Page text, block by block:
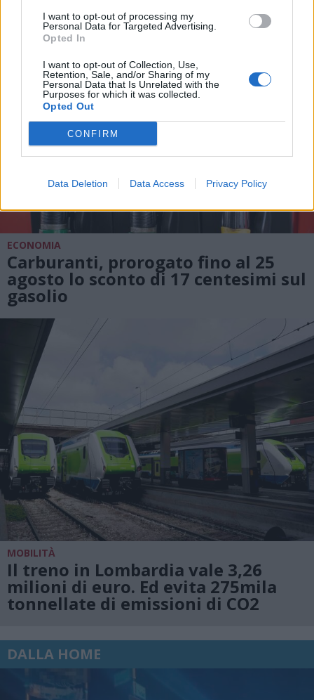
I want to opt-out of processing my
Personal Data for Targeted Advertising.
Opted In
I want to opt-out of Collection, Use,
Retention, Sale, and/or Sharing of my
Personal Data that Is Unrelated with the
Purposes for which it was collected.
Opted Out
CONFIRM
Data Deletion Data Access Privacy Policy
ECONOMIA
Carburanti, prorogato fino al 25
agosto lo sconto di 17 centesimi sul
gasolio
MOBILITÀ
Il treno in Lombardia vale 3,26
milioni di euro. Ed evita 275mila
tonnellate di emissioni di CO2
DALLA HOME